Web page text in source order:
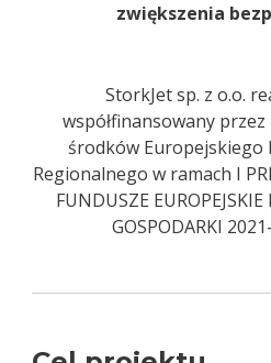
zwiększenia
StorkJet sp. z o.o.
współfinansowany
środków Europejskiego
Regionalnego w ramach I
FUNDUSZE
GOSPODARKI